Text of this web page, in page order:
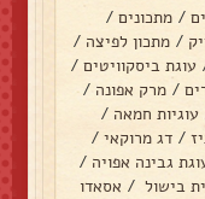
/ מתכונים /
/ מתכון לפיצה /
עוגת ביסקוויטים /
/ מרק אפונה /
עוגיות חמאה /
/ דג מרוקאי /
גבינה אפויה /
בישול / אסאדו